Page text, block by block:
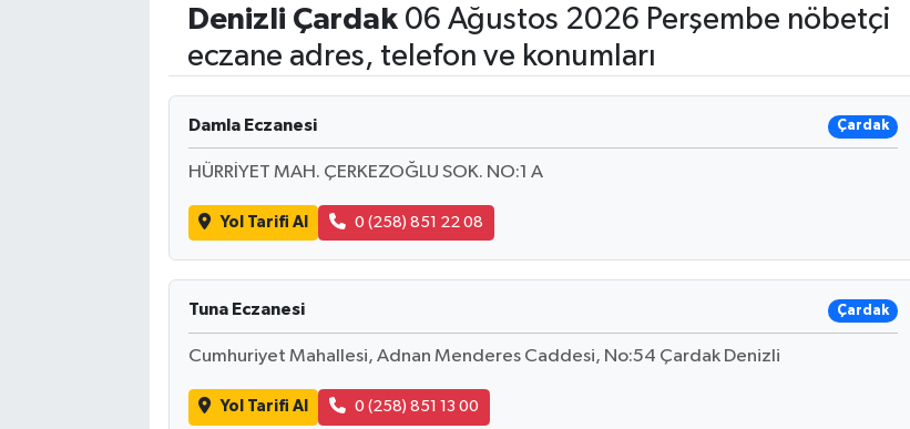
Denizli Çardak06 Ağustos 2026 Perşembe nöbetçi
eczane adres, telefon ve konumları
Damla Eczanesi Çardak
HÜRRİYET MAH. ÇERKEZOĞLU SOK. NO:1 A
Yol Tarifi Al 0 (258) 851 22 08
Tuna Eczanesi Çardak
Cumhuriyet Mahallesi, Adnan Menderes Caddesi, No:54 Çardak Denizli
Yol Tarifi Al 0 (258) 851 13 00